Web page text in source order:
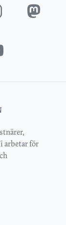
arbetar för